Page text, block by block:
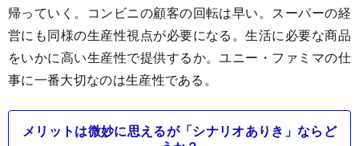
帰っていく。コンビニの顧客の回転は早い。スーパーの経
営にも同様の生産性視点が必要になる。生活に必要な商品
をいかに高い生産性で提供するか。ユニー・ファミマの仕
事に一番大切なのは生産性である。
メリットは微妙に思えるが「シナリオありき」ならど